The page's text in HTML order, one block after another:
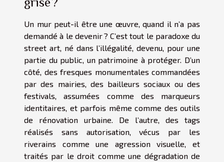
Un mur peut-il être une œuvre, quand il n’a pas
demandé à le devenir ? C’est tout le paradoxe du
street art, né dans l’illégalité, devenu, pour une
partie du public, un patrimoine à protéger. D’un
côté, des fresques monumentales commandées
par des mairies, des bailleurs sociaux ou des
festivals, assumées comme des marqueurs
identitaires, et parfois même comme des outils
de rénovation urbaine. De l’autre, des tags
réalisés sans autorisation, vécus par les
riverains comme une agression visuelle, et
traités par le droit comme une dégradation de